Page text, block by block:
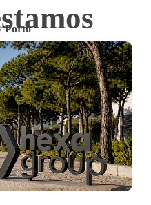
Porto